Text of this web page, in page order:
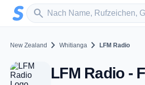
Zum Hauptinhalt springen
search
Sender suchen
New Zealand chevron_right Whitianga chevron_right LFM Radio